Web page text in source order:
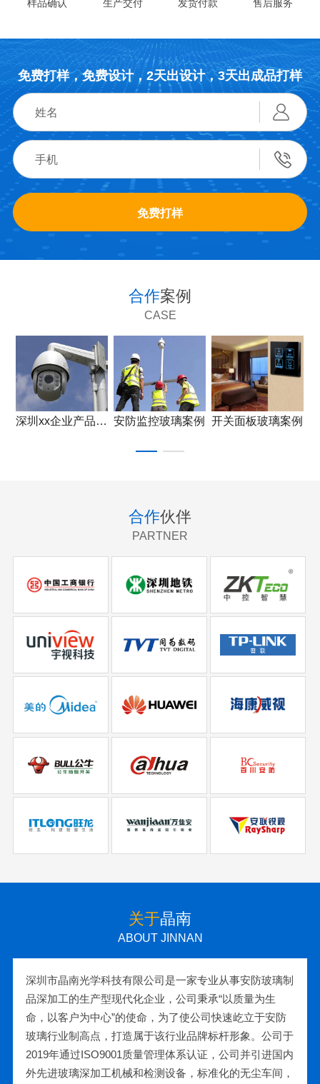
样品确认 生产交付 发货付款 售后服务
免费打样，免费设计，2天出设计，3天出成品打样
免费打样
合作案例
CASE
深圳xx企业产品应用 安防监控玻璃案例 开关面板玻璃案例
合作伙伴
PARTNER
关于晶南
ABOUT JINNAN
深圳市晶南光学科技有限公司是一家专业从事安防玻璃制
品深加工的生产型现代化企业，公司秉承“以质量为生
命，以客户为中心”的使命，为了使公司快速屹立于安防
玻璃行业制高点，打造属于该行业品牌标杆形象。公司于
2019年通过ISO9001质量管理体系认证，公司并引进国内
外先进玻璃深加工机械和检测设备，标准化的无尘车间，